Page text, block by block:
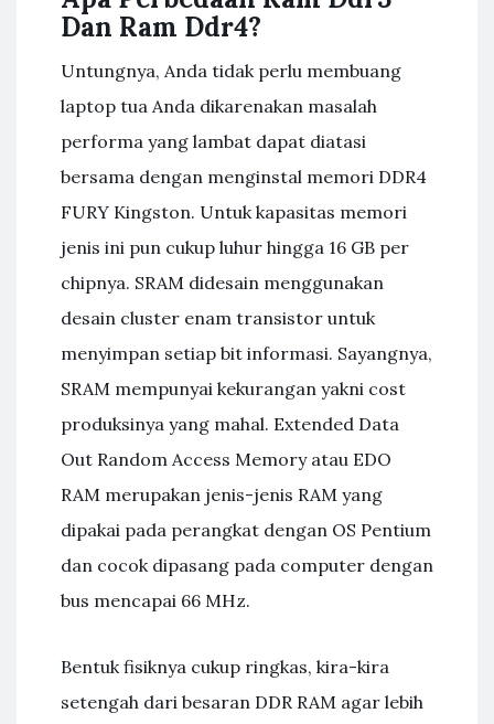
Dan Ram Ddr4?
Untungnya, Anda tidak perlu membuang
laptop tua Anda dikarenakan masalah
performa yang lambat dapat diatasi
bersama dengan menginstal memori DDR4
FURY Kingston. Untuk kapasitas memori
jenis ini pun cukup luhur hingga 16 GB per
chipnya. SRAM didesain menggunakan
desain cluster enam transistor untuk
menyimpan setiap bit informasi. Sayangnya,
SRAM mempunyai kekurangan yakni cost
produksinya yang mahal. Extended Data
Out Random Access Memory atau EDO
RAM merupakan jenis-jenis RAM yang
dipakai pada perangkat dengan OS Pentium
dan cocok dipasang pada computer dengan
bus mencapai 66 MHz.
Bentuk fisiknya cukup ringkas, kira-kira
setengah dari besaran DDR RAM agar lebih